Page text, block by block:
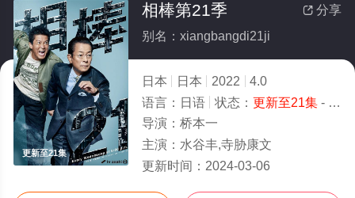
更新至21集
 分享
相棒第21季
别名：xiangbangdi21ji
日本 日本 2022
4.0
语言： 日语 状态： 更新至21集- 免费在线观看
导演： 桥本一
主演： 水谷丰,寺胁康文
更新时间： 2024-03-06